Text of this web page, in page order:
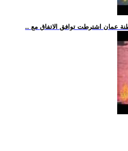
عمان اشترطت توافق الاتفاق مع